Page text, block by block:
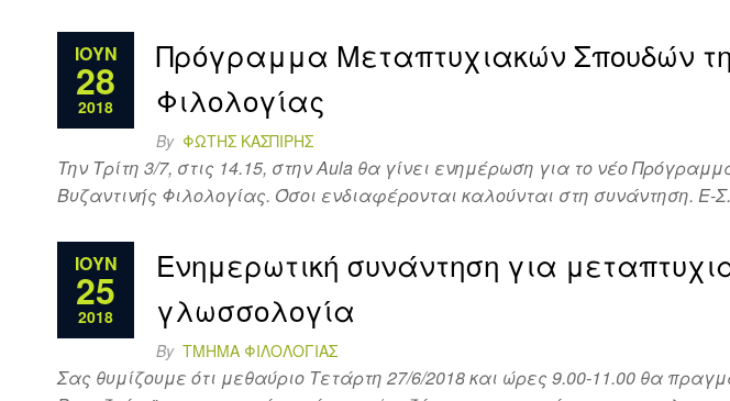
ΙΟΎΝ
28
2018
Πρόγραμμα Μεταπτυχιακών Σπουδών
Φιλολογίας
By ΦΏΤΗΣ ΚΑΣΠΊΡΗΣ
Την Τρίτη 3/7, στις 14.15, στην Aula θα γίνει ενημέρωση για το νέο
Βυζαντινής Φιλολογίας. Όσοι ενδιαφέρονται καλούνται στη συνάντηση. Ε-
ΙΟΎΝ
25
2018
Ενημερωτική συνάντηση για
γλωσσολογία
By ΤΜΉΜΑ ΦΙΛΟΛΟΓΊΑΣ
Σας θυμίζουμε ότι μεθαύριο Τετάρτη 27/6/2018 και ώρες 9.00-11.00 θα